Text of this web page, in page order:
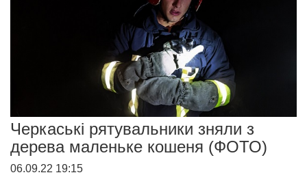
Черкаські рятувальники зняли з
дерева маленьке кошеня (ФОТО)
06.09.22 19:15